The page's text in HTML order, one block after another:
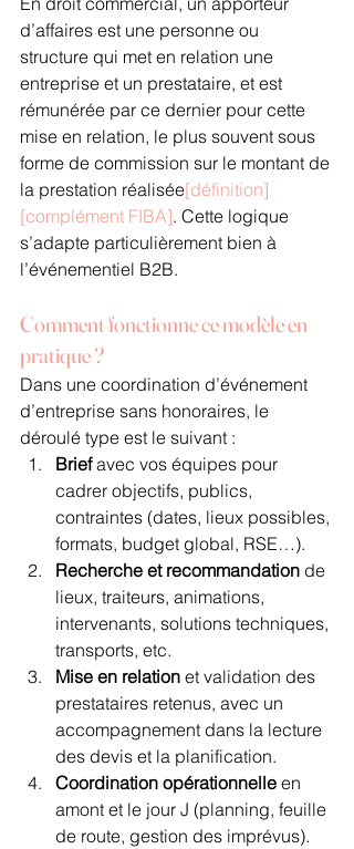
d’affaires est une personne ou
structure qui met en relation une
entreprise et un prestataire, et est
rémunérée par ce dernier pour cette
mise en relation, le plus souvent sous
forme de commission sur le montant de
la prestation réalisée[définition]
[complément FIBA]. Cette logique
s’adapte particulièrement bien à
l’événementiel B2B.
Comment fonctionne ce modèle en
pratique ?
Dans une coordination d’événement
d’entreprise sans honoraires, le
déroulé type est le suivant :
Brief avec vos équipes pour
cadrer objectifs, publics,
contraintes (dates, lieux possibles,
formats, budget global, RSE…).
Recherche et recommandation de
lieux, traiteurs, animations,
intervenants, solutions techniques,
transports, etc.
Mise en relation et validation des
prestataires retenus, avec un
accompagnement dans la lecture
des devis et la planification.
Coordination opérationnelle en
amont et le jour J (planning, feuille
de route, gestion des imprévus).